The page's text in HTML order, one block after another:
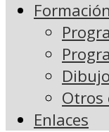
Formación
Otros
Enlaces